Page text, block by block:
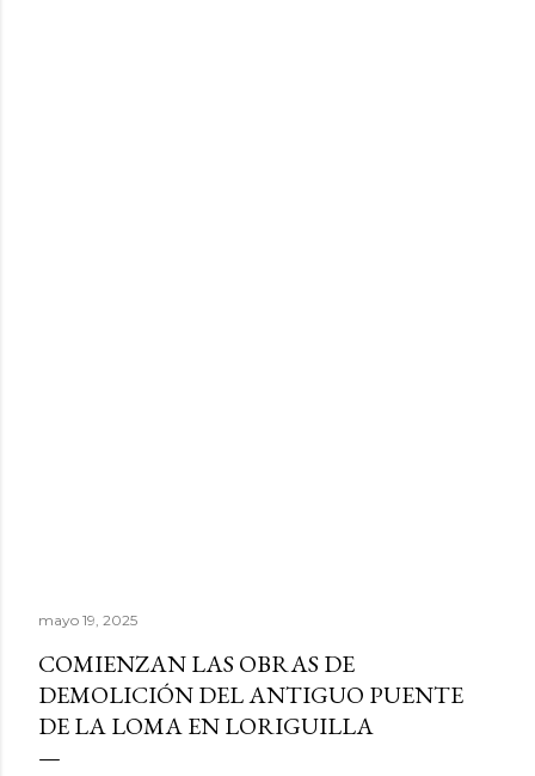
mayo 19, 2025
COMIENZAN LAS OBRAS DE
DEMOLICIÓN DEL ANTIGUO PUENTE
DE LA LOMA EN LORIGUILLA